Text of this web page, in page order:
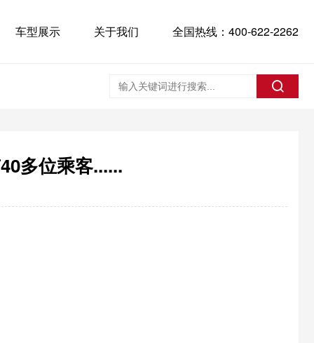
车型展示 关于我们 全国热线：400-622-2262
多位乘客......